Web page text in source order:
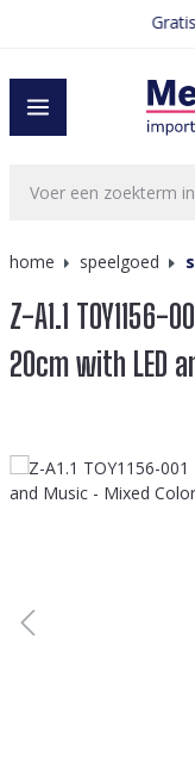
home speelgoed
Z-A1.1
20cm with LED
Afbeeldingengalerij